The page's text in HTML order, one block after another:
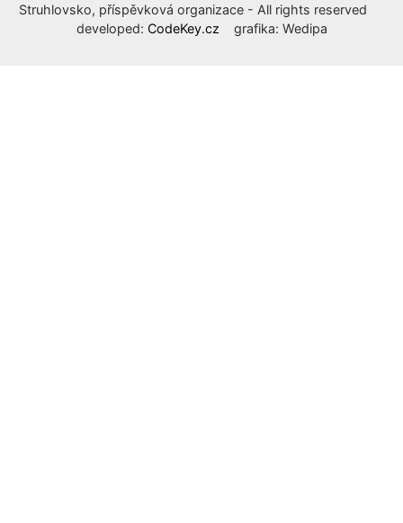
Struhlovsko, příspěvková organizace - All rights reserved
developed: CodeKey.cz grafika: Wedipa